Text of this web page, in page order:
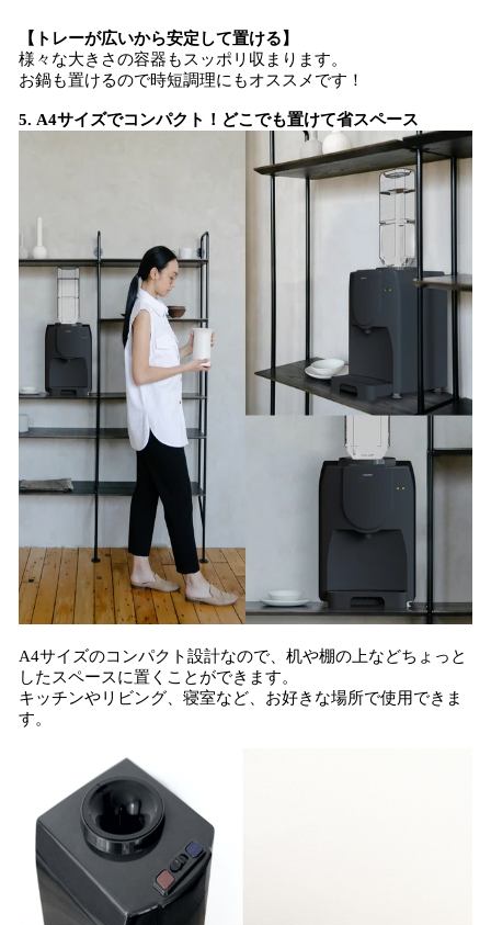
【トレーが広いから安定して置ける】
様々な大きさの容器もスッポリ収まります。
お鍋も置けるので時短調理にもオススメです！
5. ​A4サイズでコンパクト！どこでも置けて省スペース
A4サイズのコンパクト設計なので、机や棚の上などちょっと
したスペースに置くことができます。
キッチンやリビング、寝室など、お好きな場所で使用できま
す。